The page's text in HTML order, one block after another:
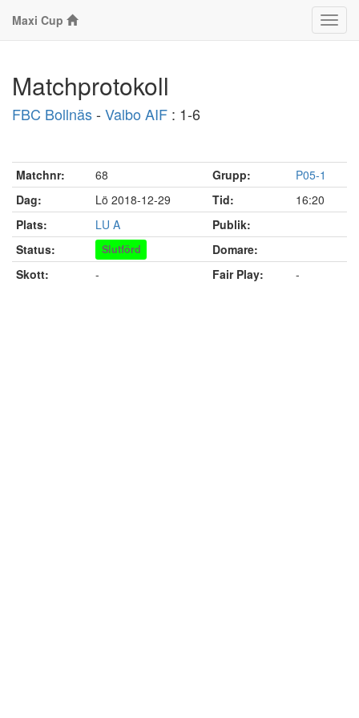
Maxi Cup
Matchprotokoll
FBC Bollnäs- Valbo AIF : 1-6
Matchnr: 68 Grupp:
P05-1
Dag:
Lö 2018-12-29 Tid:
16:20
Plats:
LU A
Publik:
Status:
Slutförd
Domare:
Skott:
- Fair Play: -